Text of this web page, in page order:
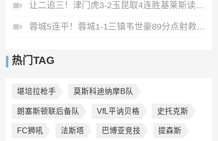
让二追三！津门虎3-2玉昆取4连胜基莱斯读秒绝杀萨尔瓦多破门
蓉城5连平！蓉城1-1三镇韦世豪89分点射救主费利佩造点李昂破门
热门TAG
堪培拉枪手 莫斯科迪纳摩B队
朗塞斯顿联后备队 VfL平讷贝格 史托克斯
FC狮吼 法斯塔 巴博亚竞技 提森斯